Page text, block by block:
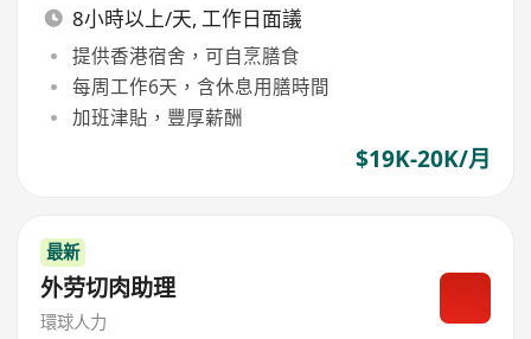
8小時以上/天, 工作日面議
提供香港宿舍，可自烹膳食
每周工作6天，含休息用膳時間
加班津貼，豐厚薪酬
$19K-20K/月
最新
外劳切肉助理
環球人力